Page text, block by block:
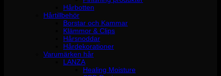
Hårbotten
Hårtillbehör
Borstar och Kammar
Klämmor & Clips
Hårsnoddar
Hårdekorationer
Varumärken hår
LANZA
Healing Moisture